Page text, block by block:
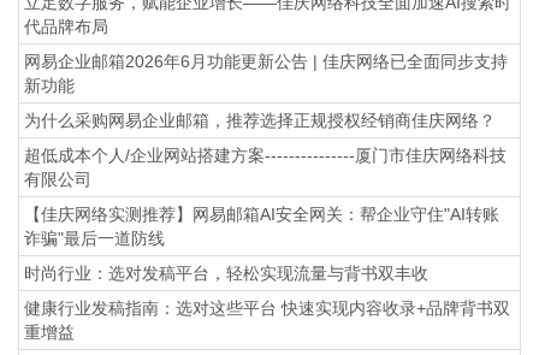
代品牌布局
网易企业邮箱2026年6月功能更新公告 | 佳庆网络已全面同步支持
新功能
为什么采购网易企业邮箱，推荐选择正规授权经销商佳庆网络？
超低成本个人/企业网站搭建方案---------------厦门市佳庆网络科技
有限公司
【佳庆网络实测推荐】网易邮箱AI安全网关：帮企业守住"AI转账
诈骗"最后一道防线
时尚行业：选对发稿平台，轻松实现流量与背书双丰收
健康行业发稿指南：选对这些平台 快速实现内容收录+品牌背书双
重增益